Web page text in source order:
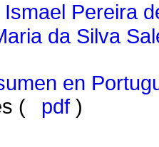
Pereira
da Silva
en
(
pdf )